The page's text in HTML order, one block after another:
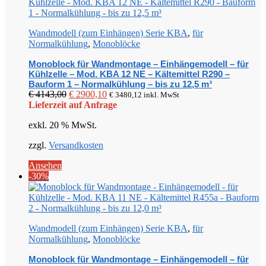
Wandmodell (zum Einhängen) Serie KBA, für
Normalkühlung, Monoblöcke
Monoblock für Wandmontage – Einhängemodell – für
Kühlzelle – Mod. KBA 12 NE – Kältemittel R290 –
Bauform 1 – Normalkühlung – bis zu 12,5 m³
€4143,00 Ursprünglicher
Preis
€ 4143,00
€ 2900,10Aktueller
Preis
€ 3480,12 inkl. MwSt
Lieferzeit auf Anfrage
exkl. 20 % MwSt.
zzgl. Versandkosten
Ansehen
-30%
Wandmodell (zum Einhängen) Serie KBA, für
Normalkühlung, Monoblöcke
Monoblock für Wandmontage – Einhängemodell – für